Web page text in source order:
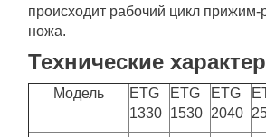
происходит рабочий цикл прижим-
ножа.
Технические
Модель
ETG
1330
ETG
1530
ETG
2040